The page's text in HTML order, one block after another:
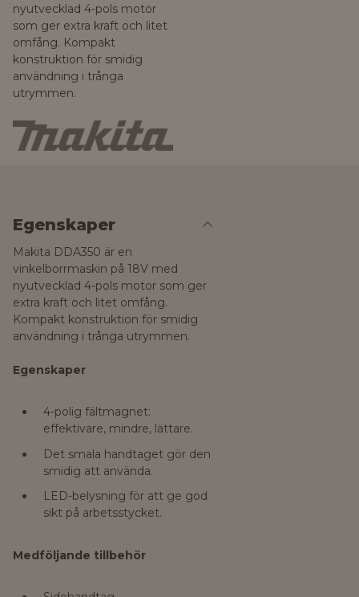
nyutvecklad 4-pols motor
som ger extra kraft och litet
omfång. Kompakt
konstruktion för smidig
användning i trånga
utrymmen.
Egenskaper
Makita DDA350 är en
vinkelborrmaskin på 18V med
nyutvecklad 4-pols motor som ger
extra kraft och litet omfång.
Kompakt konstruktion för smidig
användning i trånga utrymmen.
Egenskaper
4-polig fältmagnet:
effektivare, mindre, lättare.
Det smala handtaget gör den
smidig att använda.
LED-belysning för att ge god
sikt på arbetsstycket.
Medföljande tillbehör